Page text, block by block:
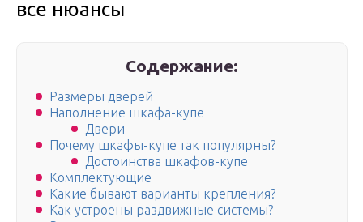
все нюансы
Содержание:
Размеры дверей
Наполнение шкафа-купе
Двери
Почему шкафы-купе так популярны?
Достоинства шкафов-купе
Комплектующие
Какие бывают варианты крепления?
Как устроены раздвижные системы?